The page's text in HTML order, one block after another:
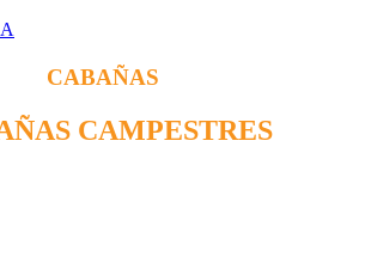
CABAÑAS
CAMPESTRES